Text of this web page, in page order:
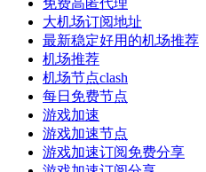
免费高匿代理
大机场订阅地址
最新稳定好用的机场推荐
机场推荐
机场节点clash
每日免费节点
游戏加速
游戏加速节点
游戏加速订阅免费分享